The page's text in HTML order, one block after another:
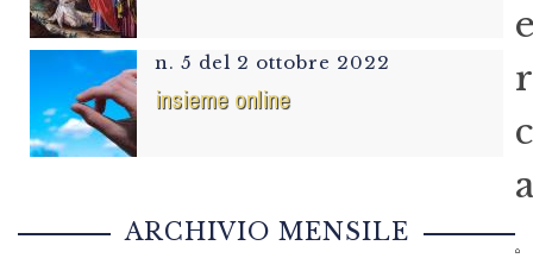
r
c
n. 5 del 2 ottobre 2022
insieme online
ARCHIVIO MENSILE